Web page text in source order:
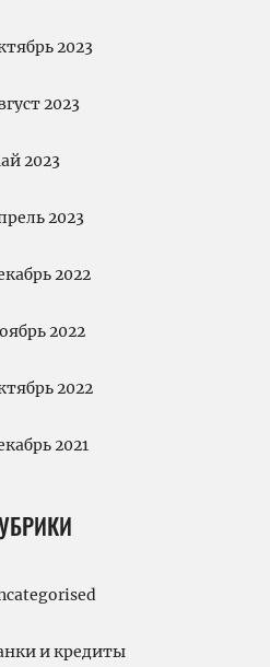
2023
2023
2023
2023
2022
2022
2022
2021
и кредиты